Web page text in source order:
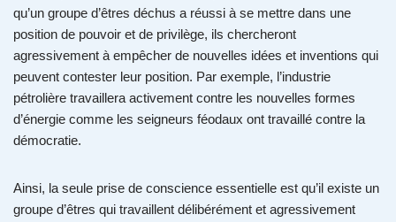
qu’un groupe d’êtres déchus a réussi à se mettre dans une
position de pouvoir et de privilège, ils chercheront
agressivement à empêcher de nouvelles idées et inventions qui
peuvent contester leur position. Par exemple, l’industrie
pétrolière travaillera activement contre les nouvelles formes
d’énergie comme les seigneurs féodaux ont travaillé contre la
démocratie.
Ainsi, la seule prise de conscience essentielle est qu’il existe un
groupe d’êtres qui travaillent délibérément et agressivement